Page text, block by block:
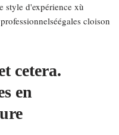
style d'expérience xù
cloison
cetera.
en